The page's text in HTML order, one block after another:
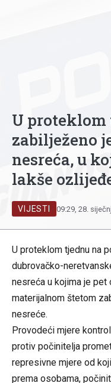
U proteklom
zabilježeno
nesreća, u
lakše
VIJESTI 09:29, 28.
U proteklom tjednu na
dubrovačko-
nesreća u kojima je
materijalnom štetom
nesreće.
Provodeći mjere
protiv počinitelja
represivne mjere od
prema osobama,